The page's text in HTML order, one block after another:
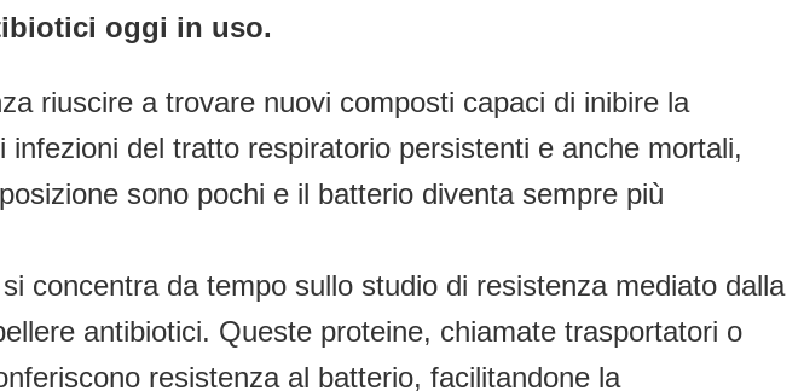
oggi in uso.
riuscire a trovare nuovi composti capaci di inibire la
infezioni del tratto respiratorio persistenti e anche mortali,
sono pochi e il batterio diventa sempre più
concentra da tempo sullo studio di resistenza mediato dalla
antibiotici. Queste proteine, chiamate trasportatori o
resistenza al batterio, facilitandone la